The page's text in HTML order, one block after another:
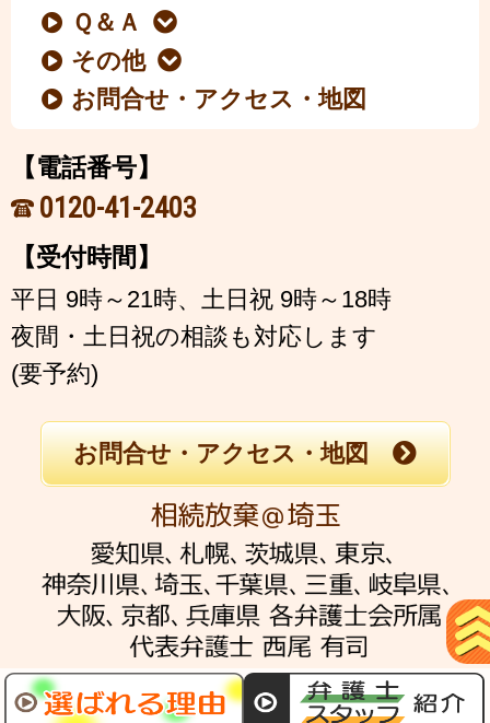
Ｑ＆Ａ
その他
お問合せ・アクセス・地図
【電話番号】
0120-41-2403
【受付時間】
平日 9時～21時、土日祝 9時～18時
夜間・土日祝の相談も対応します
(要予約)
お問合せ・アクセス・地図
相続放棄＠埼玉